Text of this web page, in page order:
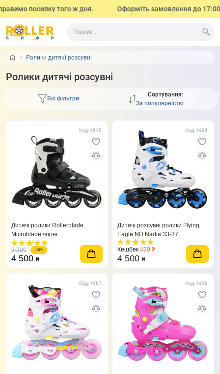
посилку того ж дня. Оформіть замовлення до 17:00 (з
Ролики дитячі розсувні
Ролики дитячі розсувні
Всі фільтри
Сортування:
Код: 1810
Дитячі ролики Rollerblade
Microblade чорні
5 300 -15%
4 500 ₴
Код: 1986
Дитячі розсувні ролики Flying
Eagle ND Nadia 33-37
Кешбек 420 ₴
4 500 ₴
Код: 1987 Код: 1498